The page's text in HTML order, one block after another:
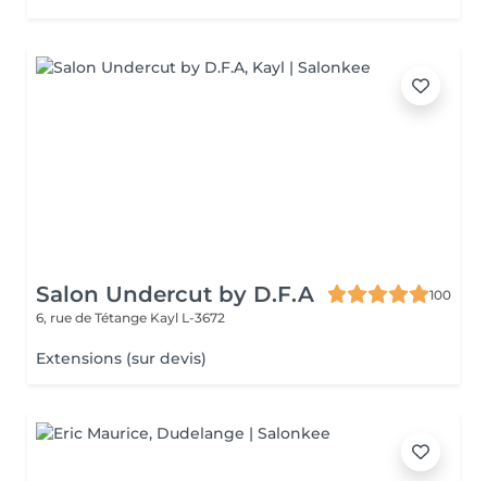
Salon Undercut by D.F.A
100
6, rue de Tétange Kayl L-3672
Extensions (sur devis)